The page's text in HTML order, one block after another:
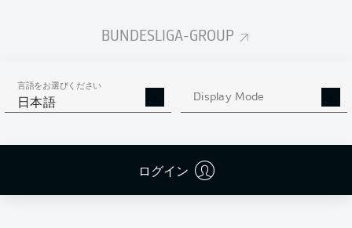
BUNDESLIGA-GROUP
言語をお選びください
日本語 Display Mode
ログイン